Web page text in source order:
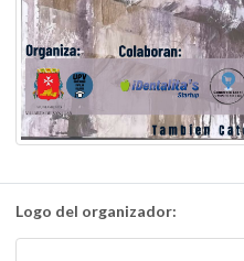
Logo del organizador: